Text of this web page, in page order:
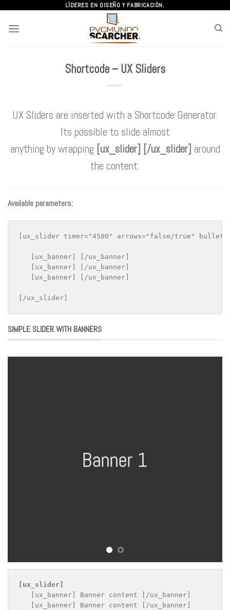
content
LÍDERES EN DISEÑO Y FABRICACIÓN.
Shortcode – UX Sliders
UX Sliders are inserted with a Shortcode Generator.
Its possible to slide almost
anything by wrapping [ux_slider] [/ux_slider] around
the content.
Available parameters:
[ux_slider timer="4500" arrows="false/true"
   [ux_banner] [/ux_banner]
   [ux_banner] [/ux_banner]
   [ux_banner] [/ux_banner]
[/ux_slider]
SIMPLE SLIDER WITH BANNERS
Banner 1
[ux_slider]
   [ux_banner] Banner content [/ux_banner]